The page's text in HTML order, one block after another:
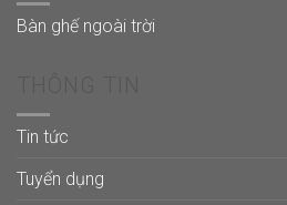
Bàn ghế ngoài trời
Tin tức
Tuyển dụng